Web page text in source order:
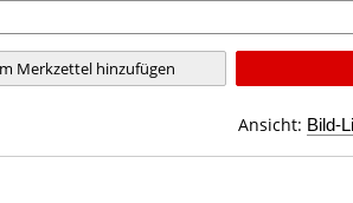
Merkzettel hinzufügen
Ansicht: